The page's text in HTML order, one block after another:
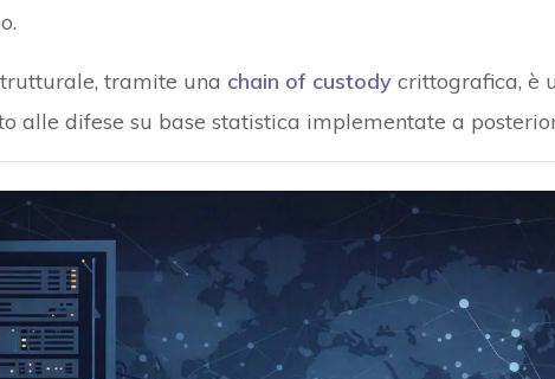
tramite una chain of custodycrittografica, è
alle difese su base statistica implementate a